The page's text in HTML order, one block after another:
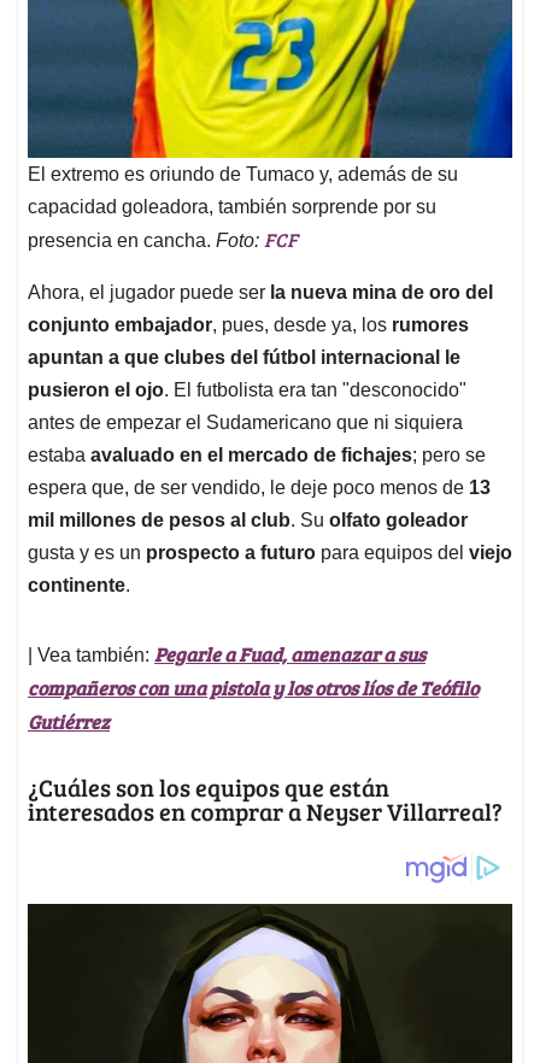
El extremo es oriundo de Tumaco y, además de su
capacidad goleadora, también sorprende por su
presencia en cancha. Foto: FCF
Ahora, el jugador puede ser la nueva mina de oro del
conjunto embajador, pues, desde ya, los rumores
apuntan a que clubes del fútbol internacional le
pusieron el ojo. El futbolista era tan "desconocido"
antes de empezar el Sudamericano que ni siquiera
estaba avaluado en el mercado de fichajes; pero se
espera que, de ser vendido, le deje poco menos de 13
mil millones de pesos al club. Su olfato goleador
gusta y es un prospecto a futuro para equipos del viejo
continente.
| Vea también: Pegarle a Fuad, amenazar a sus
compañeros con una pistola y los otros líos de Teófilo
Gutiérrez
¿Cuáles son los equipos que están
interesados en comprar a Neyser Villarreal?